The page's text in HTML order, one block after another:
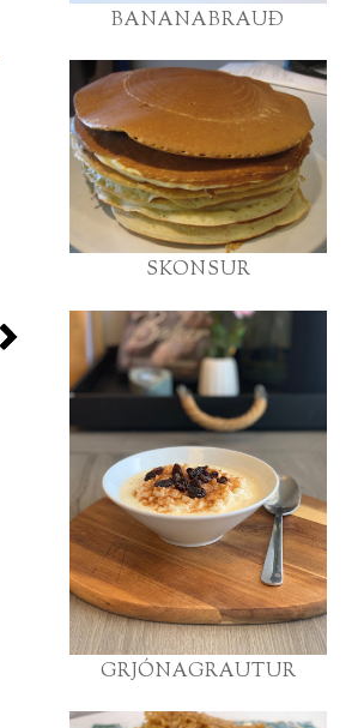
BANANABRAUÐ
SKONSUR
GRJÓNAGRAUTUR